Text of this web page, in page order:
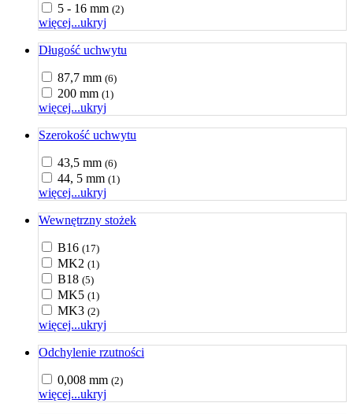
5 - 16 mm (2)
więcej...ukryj
Długość uchwytu
87,7 mm (6)
200 mm (1)
więcej...ukryj
Szerokość uchwytu
43,5 mm (6)
44, 5 mm (1)
więcej...ukryj
Wewnętrzny stożek
B16 (17)
MK2 (1)
B18 (5)
MK5 (1)
MK3 (2)
więcej...ukryj
Odchylenie rzutności
0,008 mm (2)
więcej...ukryj